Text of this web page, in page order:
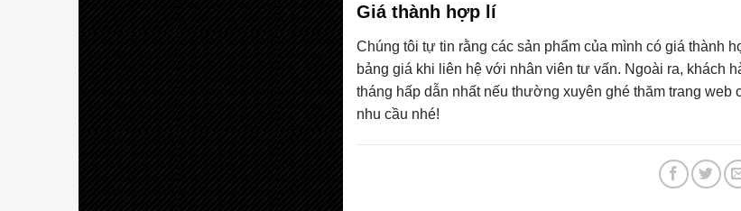
Giá thành hợp lí
Chúng tôi tự tin rằng các sản phẩm của mình có giá thành
bảng giá khi liên hệ với nhân viên tư vấn. Ngoài ra, khách
tháng hấp dẫn nhất nếu thường xuyên ghé thăm trang web
nhu cầu nhé!